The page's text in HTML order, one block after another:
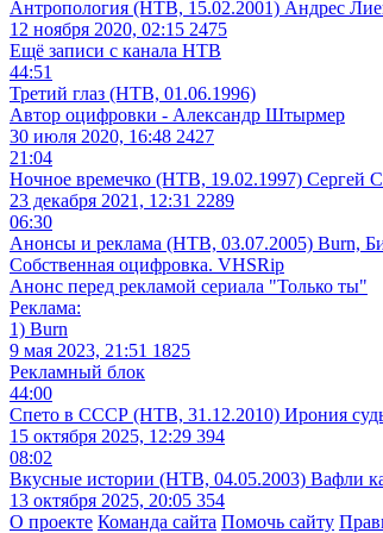
Антропология (НТВ, 15.02.2001) Андрес
12 ноября 2020, 02:15 2475
Ещё записи с канала НТВ
44:51
Третий глаз (НТВ, 01.06.1996)
Автор оцифровки - Александр Штырмер
30 июля 2020, 16:48 2427
21:04
Ночное времечко (НТВ, 19.02.1997) Сергей
23 декабря 2021, 12:31 2289
06:30
Анонсы и реклама (НТВ, 03.07.2005) Burn,
Собственная оцифровка. VHSRip
Анонс перед рекламой сериала "Только ты"
Реклама:
1) Burn
9 мая 2023, 21:51 1825
Рекламный блок
44:00
Спето в СССР (НТВ, 31.12.2010) Ирония
15 октября 2025, 12:29 394
08:02
Вкусные истории (НТВ, 04.05.2003) Вафли
13 октября 2025, 20:05 354
О проекте Команда сайта Помочь сайту